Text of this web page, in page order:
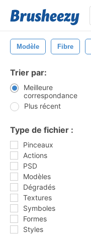
Modèle Fibre
Trier par:
Meilleure
correspondance
Plus récent
Type de fichier :
Pinceaux
Actions
PSD
Modèles
Dégradés
Textures
Symboles
Formes
Styles